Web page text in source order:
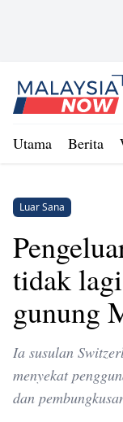
Home
Utama Berita
Luar Sana
tidak
gunung
Ia susulan
menyekat
dan